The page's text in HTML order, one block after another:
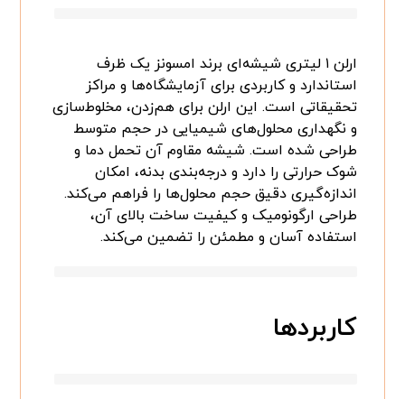
ارلن ۱ لیتری شیشه‌ای برند امسونز یک ظرف
استاندارد و کاربردی برای آزمایشگاه‌ها و مراکز
تحقیقاتی است. این ارلن برای هم‌زدن، مخلوط‌سازی
و نگهداری محلول‌های شیمیایی در حجم متوسط
طراحی شده است. شیشه مقاوم آن تحمل دما و
شوک حرارتی را دارد و درجه‌بندی بدنه، امکان
اندازه‌گیری دقیق حجم محلول‌ها را فراهم می‌کند.
طراحی ارگونومیک و کیفیت ساخت بالای آن،
استفاده آسان و مطمئن را تضمین می‌کند.
کاربردها